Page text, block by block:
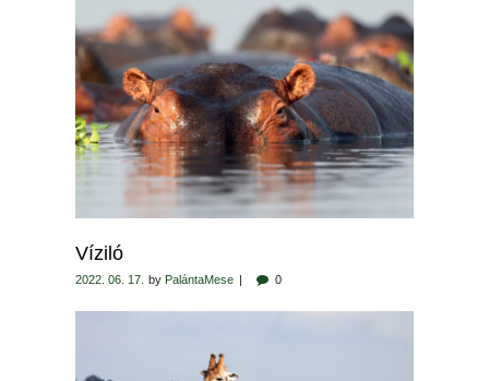
Víziló
2022. 06. 17. by PalántaMese 0